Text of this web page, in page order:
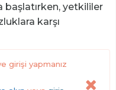
başlatırken, yetkililer
karşı
girişi yapmanız